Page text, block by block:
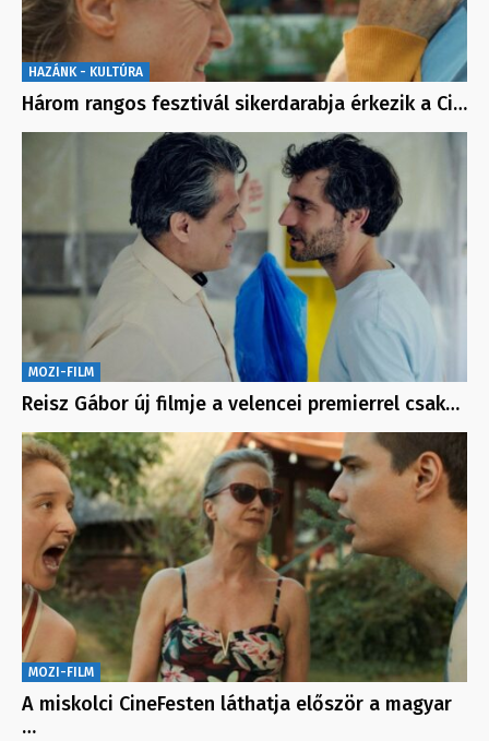
HAZÁNK - KULTÚRA
Három rangos fesztivál sikerdarabja érkezik a Ci…
MOZI-FILM
Reisz Gábor új filmje a velencei premierrel csak…
MOZI-FILM
A miskolci CineFesten láthatja először a magyar
…